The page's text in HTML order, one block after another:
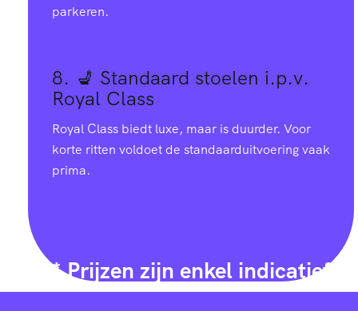
parkeren.
8. 💺 Standaard stoelen i.p.v.
Royal Class
Royal Class biedt luxe, maar is duurder. Voor
korte ritten voldoet de standaarduitvoering vaak
prima.
* Prijzen zijn enkel indicatief